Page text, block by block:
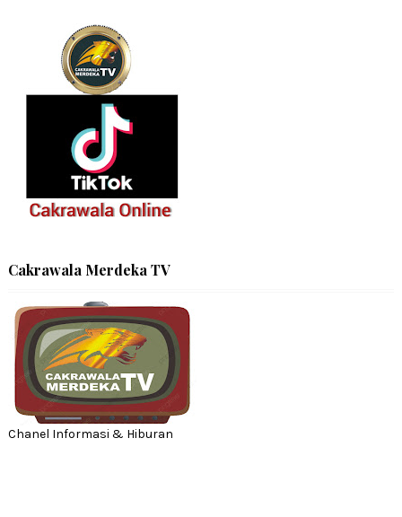
Cakrawala Merdeka TV
Chanel Informasi & Hiburan